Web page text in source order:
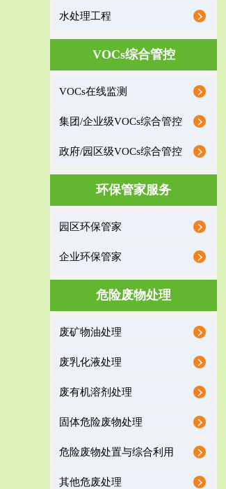
水处理工程
VOCs综合管控
VOCs在线监测
集团/企业级VOCs综合管控
政府/园区级VOCs综合管控
环保管家服务
园区环保管家
企业环保管家
危险废物处理
废矿物油处理
废乳化液处理
废有机溶剂处理
固体危险废物处理
危险废物处置与综合利用
其他危废处理
收监管的重要辅助...
政府/园区级VOCs综合管控服务
根据《石化行业挥发性有机物综合整治方案》文
服务范围
噪声治理